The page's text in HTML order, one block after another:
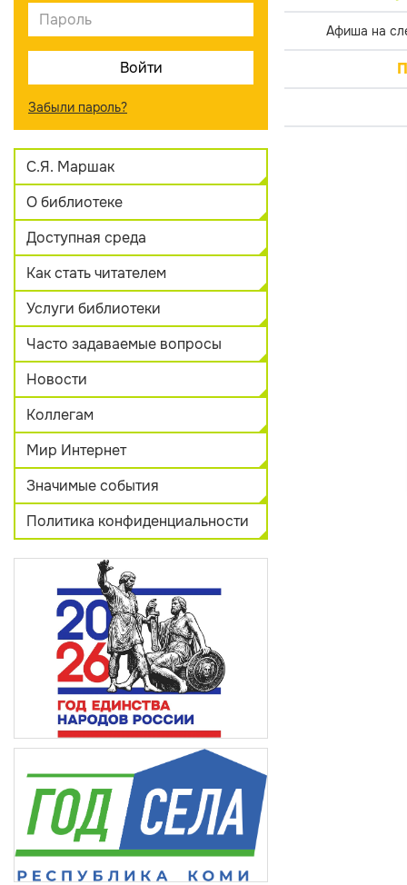
Забыли пароль?
С.Я. Маршак
О библиотеке
Доступная среда
Как стать читателем
Услуги библиотеки
Часто задаваемые вопросы
Новости
Коллегам
Мир Интернет
Значимые события
Политика конфиденциальности
Афиша на